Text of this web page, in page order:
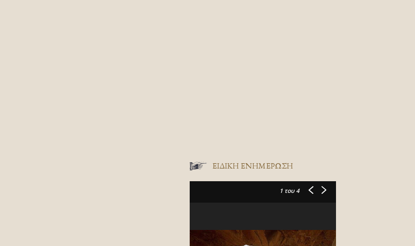
ΕΙΔΙΚΉ ΕΝΗΜΈΡΩΣΗ
1 του 4